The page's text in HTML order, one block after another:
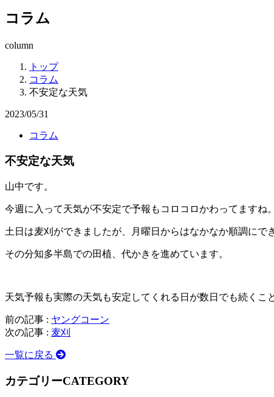
コラム
column
トップ
コラム
不安定な天気
2023/05/31
コラム
不安定な天気
山中です。
今週に入って天気が不安定で予報もコロコロかわってますね。
土日は麦刈ができましたが、月曜日からはなかなか順調にで
その分知多半島での田植、代かきを進めています。
天気予報も実際の天気も安定してくれる日が数日でも続くこ
前の記事 : ヤングコーン
次の記事 : 麦刈
一覧に戻る
カテゴリーCATEGORY